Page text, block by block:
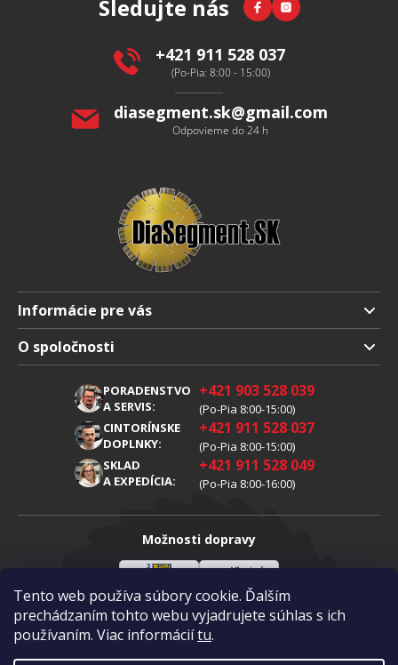
Tento web používa súbory cookie. Ďalším
prechádzaním tohto webu vyjadrujete súhlas s ich
používaním. Viac informáciítu.
Sledujte nás
+421 911 528 037
(Po-Pia: 8:00 - 15:00)
diasegment.sk@gmail.com
Odpovieme do 24 h
Informácie pre vás
Doprava a platba
Obchodné podmienky
Reklamácia
Spracovanie osobných údajov
O spoločnosti
PORADENSTVO
A SERVIS:
+421 903 528 039
(Po-Pia 8:00-15:00)
CINTORÍNSKE
DOPLNKY:
+421 911 528 037
(Po-Pia 8:00-15:00)
SKLAD
A EXPEDÍCIA:
+421 911 528 049
(Po-Pia 8:00-16:00)
Možnosti dopravy
Sloveenská
pošta
Vlastná
doprava
Možnosti platby
Visa Mastercard Dobierka